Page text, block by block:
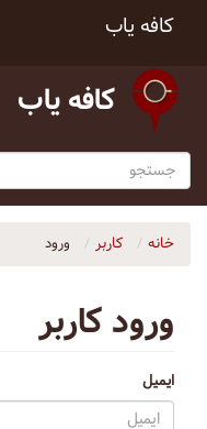
کافه یاب
کافه یاب
خانه کاربر ورود
ورود کاربر
ایمیل